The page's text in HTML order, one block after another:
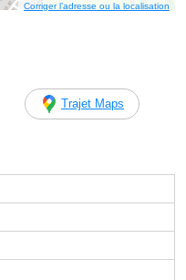
Corriger l’adresse ou la localisation
Trajet Maps